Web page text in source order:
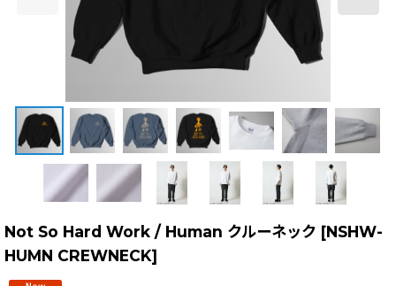
Not So Hard Work / Human クルーネック [NSHW-
HUMN CREWNECK]